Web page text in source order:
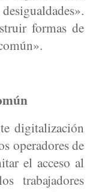
formas de
digitalización
operadores de
el acceso al
trabajadores